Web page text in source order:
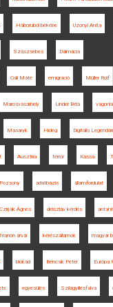
Háborúból békébe Uzonyi Anita
Szászsebes Dalmácia
Gali Máté emigráció Müller Rolf
Marosvásárhely Linder Béla
Masaryk Hideg Digitális
Ausztria terror Kassa
Pozsony adatbázis államfordulat
Ágnes délszláv kérdés antant
árvái kérészállamok magyar
blokád Bencsik Péter Európa
egyesülés Szilágyillésfalva